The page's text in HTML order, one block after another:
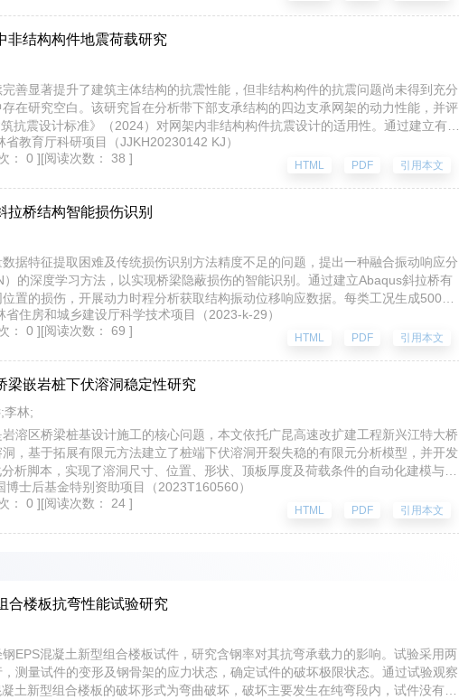
非结构构件地震荷载研究
善显著提升了建筑主体结构的抗震性能，但非结构构件的抗震问题尚未得到充分
在研究空白。该研究旨在分析带下部支承结构的四边支承网架的动力性能，并评
抗震设计标准》（2024）对网架内非结构构件抗震设计的适用性。通过建立有限
研究提出了智能识别节点动力响应的方法，系统揭示了跨度、支承方式、长宽比
地震荷载的影响规律。结果表明，该类网架中非结构构件所受地震荷载可能超出
究结合智能建造理念构建了沈阳南站中央屋盖的数字孪生模型，评估了其非结构
对性的智能抗震策略。
教育厅科研项目（JJKH20230142 KJ）
： 0 ][阅读次数： 38 ] HTML PDF 引用本文
拉桥结构智能损伤识别
据特征提取困难及传统损伤识别方法精度不足的问题，提出一种融合振动响应分
的深度学习方法，以实现桥梁隐蔽损伤的智能识别。通过建立Abaqus斜拉桥有
置的损伤，开展动力时程分析获取结构振动位移响应数据。每类工况生成500个
度训练数据集，采用抽样法按比例划分训练集、验证集与测试集。采用改进型卷
征学习。在不同水平的噪声干扰下，该模型能够保持较高的识别准确率和良好的
住房和城乡建设厅科学技术项目（2023-k-29）
： 0 ][阅读次数： 69 ] HTML PDF 引用本文
梁嵌岩桩下伏溶洞稳定性研究
李林;
溶区桥梁桩基设计施工的核心问题，本文依托广昆高速改扩建工程新兴江特大桥
，基于拓展有限元方法建立了桩端下伏溶洞开裂失稳的有限元分析模型，并开发
析脚本，实现了溶洞尺寸、位置、形状、顶板厚度及荷载条件的自动化建模与批
量分析了顶板厚度、桩顶荷载、溶洞形状及溶洞相对桩底的水平偏移量对稳定性
展桩端荷载下溶洞失稳机制与影响。研究结果表明，桩端下伏溶洞失稳破坏表现
桩稳定性分析方法，为类似强岩溶场地桥梁桩基设计优化与工程安全保障提供了理
士后基金特别资助项目（2023T160560）
： 0 ][阅读次数： 24 ] HTML PDF 引用本文
合楼板抗弯性能试验研究
EPS混凝土新型组合楼板试件，研究含钢率对其抗弯承载力的影响。试验采用两
测量试件的变形及钢骨架的应力状态，确定试件的破坏极限状态。通过试验观察
土新型组合楼板的破坏形式为弯曲破坏，破坏主要发生在纯弯段内，试件没有发